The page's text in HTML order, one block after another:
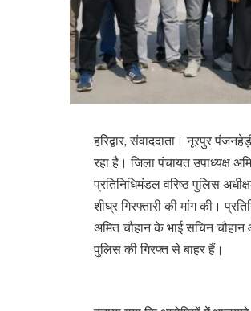
हरिद्वार, संवाददाता। नूरपुर
रहा है। जिला पंचायत उपाध्यक्ष
प्रतिनिधिमंडल वरिष्ठ पुलिस
शीघ्र गिरफ्तारी की मांग की।
अमित चौहान के भाई सचिन
पुलिस की गिरफ्त से बाहर हैं।